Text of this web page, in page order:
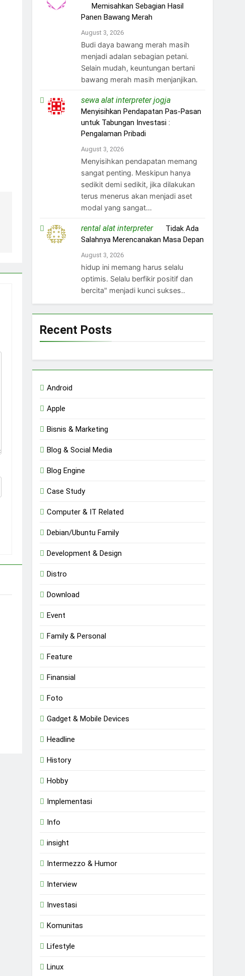
Memisahkan Sebagian Hasil
Panen Bawang Merah
August 3, 2026
Budi daya bawang merah masih
menjadi adalan sebagian petani.
Selain mudah, keuntungan bertani
bawang merah masih menjanjikan.
sewa alat interpreter jogjaon
Menyisihkan Pendapatan Pas-Pasan
untuk Tabungan Investasi :
Pengalaman Pribadi
August 3, 2026
Menyisihkan pendapatan memang
sangat penting. Meskipun hanya
sedikit demi sedikit, jika dilakukan
terus menerus akan menjadi aset
modal yang sangat…
rental alat interpreteron Tidak Ada
Salahnya Merencanakan Masa Depan
August 3, 2026
hidup ini memang harus selalu
optimis. Selalu berfikir positif dan
bercita" menjadi kunci sukses..
Recent Posts
Android
Apple
Bisnis & Marketing
Blog & Social Media
Blog Engine
Case Study
Computer & IT Related
Debian/Ubuntu Family
Development & Design
Distro
Download
Event
Family & Personal
Feature
Finansial
Foto
Gadget & Mobile Devices
Headline
History
Hobby
Implementasi
Info
insight
Intermezzo & Humor
Interview
Investasi
Komunitas
Lifestyle
Linux